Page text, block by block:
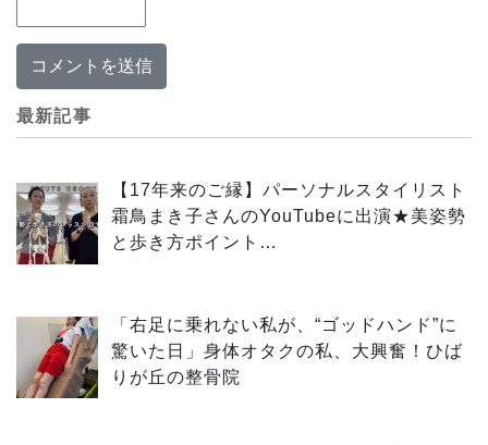
最新記事
【17年来のご縁】パーソナルスタイリスト
霜鳥まき子さんのYouTubeに出演★美姿勢
と歩き方ポイント…
「右足に乗れない私が、“ゴッドハンド”に
驚いた日」身体オタクの私、大興奮！ひば
りが丘の整骨院